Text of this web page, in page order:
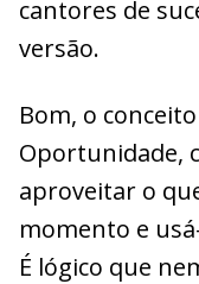
cantores de
versão.
Bom, o
Oportunidade,
aproveitar o
momento e
É lógico que